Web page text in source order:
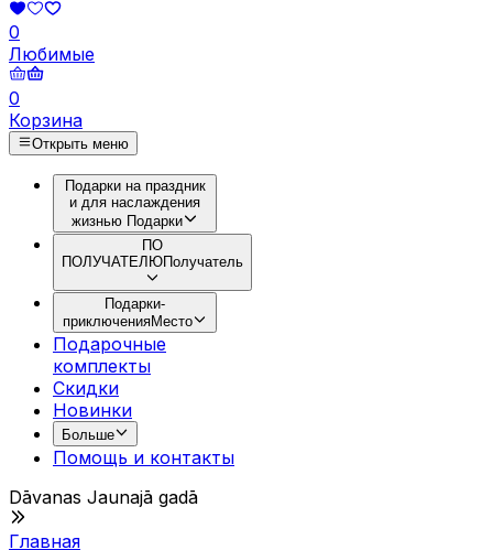
0
Любимые
0
Корзина
Открыть меню
Подарки на праздник
и для наслаждения
жизнью Подарки
ПО
ПОЛУЧАТЕЛЮПолучатель
Подарки-
приключенияМесто
Подарочные
комплекты
Скидки
Новинки
Больше
Помощь и контакты
Dāvanas Jaunajā gadā
Главная